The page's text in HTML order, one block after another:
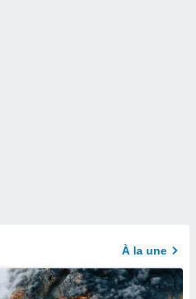
À la une